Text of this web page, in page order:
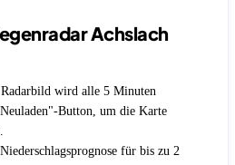
Achslach
Radarbild wird alle 5 Minuten
Button, um die Karte
für bis zu 2